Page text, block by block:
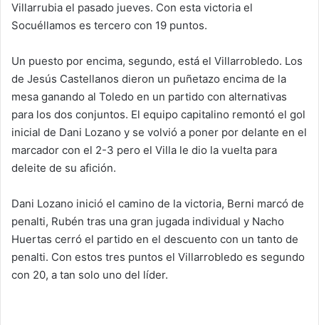
Villarrubia el pasado jueves. Con esta victoria el
Socuéllamos es tercero con 19 puntos.
Un puesto por encima, segundo, está el Villarrobledo. Los
de Jesús Castellanos dieron un puñetazo encima de la
mesa ganando al Toledo en un partido con alternativas
para los dos conjuntos. El equipo capitalino remontó el gol
inicial de Dani Lozano y se volvió a poner por delante en el
marcador con el 2-3 pero el Villa le dio la vuelta para
deleite de su afición.
Dani Lozano inició el camino de la victoria, Berni marcó de
penalti, Rubén tras una gran jugada individual y Nacho
Huertas cerró el partido en el descuento con un tanto de
penalti. Con estos tres puntos el Villarrobledo es segundo
con 20, a tan solo uno del líder.